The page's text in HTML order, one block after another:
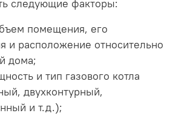
следующие факторы:
помещения, его
и расположение относительно
дома;
и тип газового котла
двухконтурный,
и т.д.);